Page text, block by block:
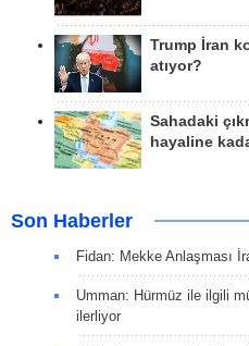
Trump İran
atıyor?
Sahadaki
hayaline
Son Haberler
Fidan: Mekke Anlaşması
Umman: Hürmüz ile ilgili
ilerliyor